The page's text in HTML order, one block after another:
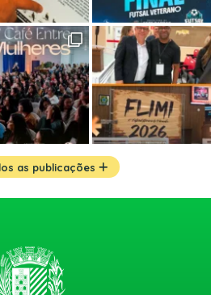
as publicações